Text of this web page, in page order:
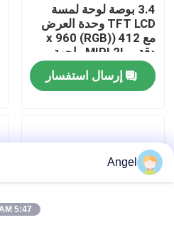
جولة في المعمل
رقابة جودة
اطلب اقتباس
3.4 بوصة لوحة لمسة
TFT LCD وحدة العرض
مع 412 ((RGB) x 960
دقة و MIPI 2L واجهة
للاستخدام الصناعي
إرسال استفسار
Angel
5:47 AM